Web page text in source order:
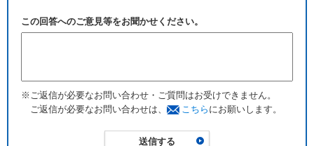
この回答へのご意見等をお聞かせください。
※ご返信が必要なお問い合わせ・ご質問はお受けできません。
ご返信が必要なお問い合わせは、
こちら にお願いします。